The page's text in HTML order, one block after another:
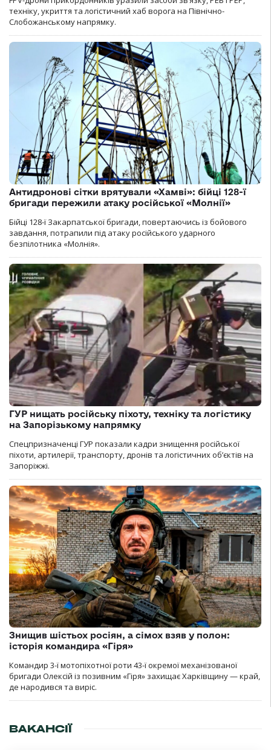
техніку, укриття та логістичний хаб ворога на Північно-
Слобожанському напрямку.
Антидронові сітки врятували «Хамві»: бійці 128-ї
бригади пережили атаку російської «Молнії»
Бійці 128-ї Закарпатської бригади, повертаючись із бойового
завдання, потрапили під атаку російського ударного
безпілотника «Молнія».
ГУР нищать російську піхоту, техніку та логістику
на Запорізькому напрямку
Спецпризначенці ГУР показали кадри знищення російської
піхоти, артилерії, транспорту, дронів та логістичних об’єктів на
Запоріжжі.
Знищив шістьох росіян, а сімох взяв у полон:
історія командира «Гіря»
Командир 3-ї мотопіхотної роти 43-ї окремої механізованої
бригади Олексій із позивним «Гіря» захищає Харківщину — край,
де народився та виріс.
ВАКАНСІЇ